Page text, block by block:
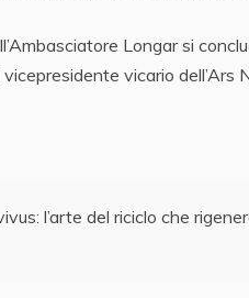
Longar si
vicario dell’Ars
l’arte del riciclo che